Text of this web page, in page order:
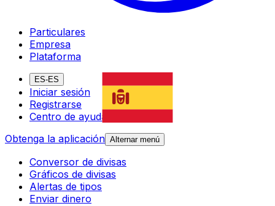
Particulares
Empresa
Plataforma
ES-ES
Iniciar sesión
Registrarse
Centro de ayuda
Obtenga la aplicación Alternar menú
Conversor de divisas
Gráficos de divisas
Alertas de tipos
Enviar dinero